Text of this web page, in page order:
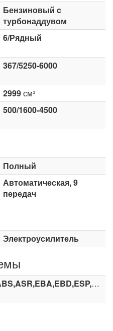
Бензиновый c
турбонаддувом
6/Рядный
367/5250-6000
2999см³
500/1600-4500
Полный
Автоматическая, 9
передач
Электроусилитель
ABS,ASR,EBA,EBD,ESP,HHC,HDC